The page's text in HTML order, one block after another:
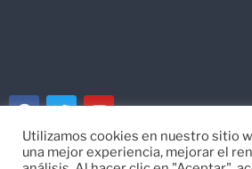
© Ayuntamiento de Campos del Río de
Utilizamos cookies en nuestro sitio
una mejor experiencia, mejorar el